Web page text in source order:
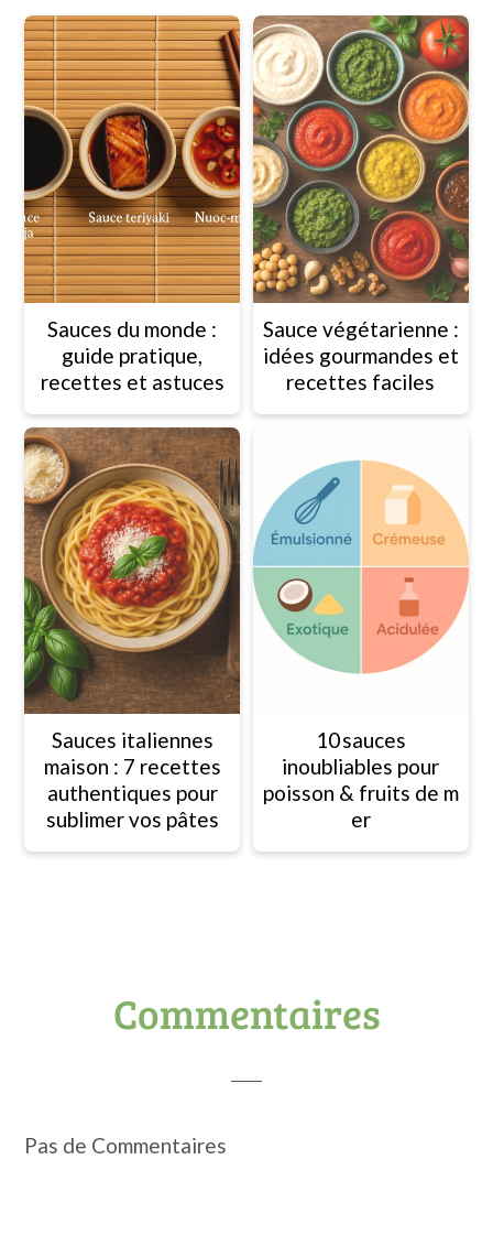
Sauces du monde :
guide pratique,
recettes et astuces
Sauce végétarienne :
idées gourmandes et
recettes faciles
Sauces italiennes
maison : 7 recettes
authentiques pour
sublimer vos pâtes
10 sauces
inoubliables pour
poisson & fruits de m
er
Interactions
Commentaires
Pas de Commentaires